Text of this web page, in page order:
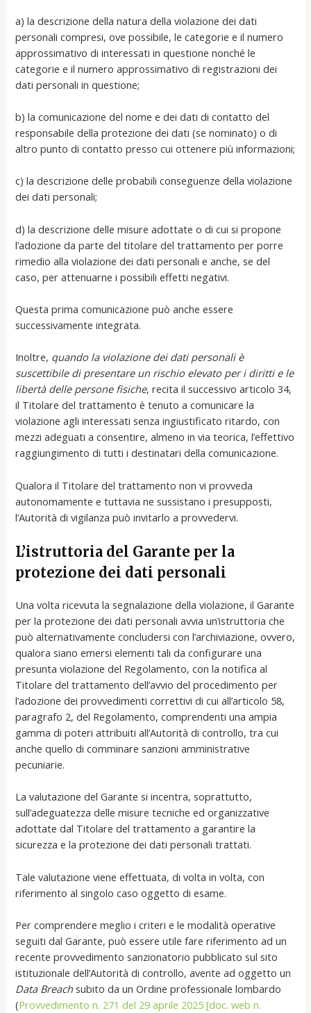
a) la descrizione della natura della violazione dei dati
personali compresi, ove possibile, le categorie e il numero
approssimativo di interessati in questione nonché le
categorie e il numero approssimativo di registrazioni dei
dati personali in questione;
b) la comunicazione del nome e dei dati di contatto del
responsabile della protezione dei dati (se nominato) o di
altro punto di contatto presso cui ottenere più informazioni;
c) la descrizione delle probabili conseguenze della violazione
dei dati personali;
d) la descrizione delle misure adottate o di cui si propone
l’adozione da parte del titolare del trattamento per porre
rimedio alla violazione dei dati personali e anche, se del
caso, per attenuarne i possibili effetti negativi.
Questa prima comunicazione può anche essere
successivamente integrata.
Inoltre, quando la violazione dei dati personali è
suscettibile di presentare un rischio elevato per i diritti e le
libertà delle persone fisiche, recita il successivo articolo 34,
il Titolare del trattamento è tenuto a comunicare la
violazione agli interessati senza ingiustificato ritardo, con
mezzi adeguati a consentire, almeno in via teorica, l’effettivo
raggiungimento di tutti i destinatari della comunicazione.
Qualora il Titolare del trattamento non vi provveda
autonomamente e tuttavia ne sussistano i presupposti,
l’Autorità di vigilanza può invitarlo a provvedervi.
L’istruttoria del Garante per la
protezione dei dati personali
Una volta ricevuta la segnalazione della violazione, il Garante
per la protezione dei dati personali avvia un’istruttoria che
può alternativamente concludersi con l’archiviazione, ovvero,
qualora siano emersi elementi tali da configurare una
presunta violazione del Regolamento, con la notifica al
Titolare del trattamento dell’avvio del procedimento per
l’adozione dei provvedimenti correttivi di cui all’articolo 58,
paragrafo 2, del Regolamento, comprendenti una ampia
gamma di poteri attribuiti all’Autorità di controllo, tra cui
anche quello di comminare sanzioni amministrative
pecuniarie.
La valutazione del Garante si incentra, soprattutto,
sull’adeguatezza delle misure tecniche ed organizzative
adottate dal Titolare del trattamento a garantire la
sicurezza e la protezione dei dati personali trattati.
Tale valutazione viene effettuata, di volta in volta, con
riferimento al singolo caso oggetto di esame.
Per comprendere meglio i criteri e le modalità operative
seguiti dal Garante, può essere utile fare riferimento ad un
recente provvedimento sanzionatorio pubblicato sul sito
istituzionale dell’Autorità di controllo, avente ad oggetto un
Data Breach subito da un Ordine professionale lombardo
(Provvedimento n. 271 del 29 aprile 2025 [doc. web n.